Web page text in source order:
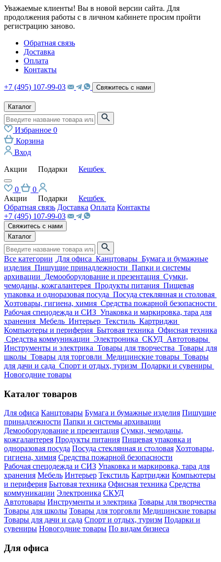
Уважаемые клиенты! Вы в новой версии сайта. Для
продолжения работы с в личном кабинете просим пройти
регистрацию заново.
Обратная связь
Доставка
Оплата
Контакты
+7 (495) 107-99-03 Свяжитесь с нами
Каталог
Избранное 0
Корзина
Вход
Акции
Подарки Кешбек
0
0
Акции
Подарки
Кешбек
Обратная связь Доставка Оплата Контакты
+7 (495) 107-99-03
Свяжитесь с нами
Каталог
Все категории Для офиса Канцтовары Бумага и бумажные
изделия Пишущие принадлежности Папки и системы
архивации Демооборудование и презентация Сумки,
чемоданы, кожгалантерея Продукты питания Пищевая
упаковка и одноразовая посуда Посуда стеклянная и столовая
Хозтовары, гигиена, химия Средства пожарной безопасности
Рабочая спецодежда и СИЗ Упаковка и маркировка, тара для
хранения Мебель Интерьер Текстиль Картриджи
Компьютеры и периферия Бытовая техника Офисная техника
Средства коммуникации Электроника СКУД Автотовары
Инструменты и электрика Товары для творчества Товары для
школы Товары для торговли Медицинские товары Товары
для дачи и сада Спорт и отдых, туризм Подарки и сувениры
Новогодние товары
Каталог товаров
Для офиса Канцтовары Бумага и бумажные изделия Пишущие
принадлежности Папки и системы архивации
Демооборудование и презентация Сумки, чемоданы,
кожгалантерея Продукты питания Пищевая упаковка и
одноразовая посуда Посуда стеклянная и столовая Хозтовары,
гигиена, химия Средства пожарной безопасности
Рабочая спецодежда и СИЗ Упаковка и маркировка, тара для
хранения Мебель Интерьер Текстиль Картриджи Компьютеры
и периферия Бытовая техника Офисная техника Средства
коммуникации Электроника СКУД
Автотовары Инструменты и электрика Товары для творчества
Товары для школы Товары для торговли Медицинские товары
Товары для дачи и сада Спорт и отдых, туризм Подарки и
сувениры Новогодние товары По видам бизнеса
Для офиса